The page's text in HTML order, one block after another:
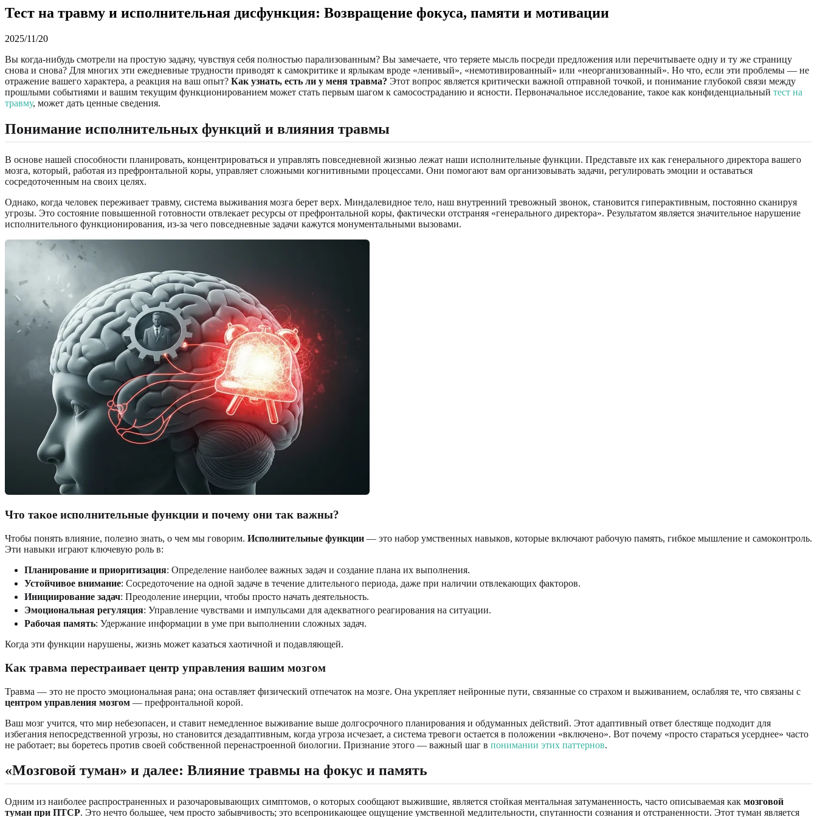
Тест на травму и исполнительная дисфункция: Возвращение фокуса, памяти и мотивации
2025/11/20
Вы когда-нибудь смотрели на простую задачу, чувствуя себя полностью парализованным? Вы замечаете, что теряете мысль посреди предложения или перечитываете одну и ту же страницу
снова и снова? Для многих эти ежедневные трудности приводят к самокритике и ярлыкам вроде «ленивый», «немотивированный» или «неорганизованный». Но что, если эти проблемы — не
отражение вашего характера, а реакция на ваш опыт? Как узнать, есть ли у меня травма? Этот вопрос является критически важной отправной точкой, и понимание глубокой связи между
прошлыми событиями и вашим текущим функционированием может стать первым шагом к самосостраданию и ясности. Первоначальное исследование, такое как конфиденциальный тест на
травму, может дать ценные сведения.
Понимание исполнительных функций и влияния травмы
В основе нашей способности планировать, концентрироваться и управлять повседневной жизнью лежат наши исполнительные функции. Представьте их как генерального директора вашего
мозга, который, работая из префронтальной коры, управляет сложными когнитивными процессами. Они помогают вам организовывать задачи, регулировать эмоции и оставаться
сосредоточенным на своих целях.
Однако, когда человек переживает травму, система выживания мозга берет верх. Миндалевидное тело, наш внутренний тревожный звонок, становится гиперактивным, постоянно сканируя
угрозы. Это состояние повышенной готовности отвлекает ресурсы от префронтальной коры, фактически отстраняя «генерального директора». Результатом является значительное нарушение
исполнительного функционирования, из-за чего повседневные задачи кажутся монументальными вызовами.
Что такое исполнительные функции и почему они так важны?
Чтобы понять влияние, полезно знать, о чем мы говорим. Исполнительные функции — это набор умственных навыков, которые включают рабочую память, гибкое мышление и самоконтроль.
Эти навыки играют ключевую роль в:
Планирование и приоритизация: Определение наиболее важных задач и создание плана их выполнения.
Устойчивое внимание: Сосредоточение на одной задаче в течение длительного периода, даже при наличии отвлекающих факторов.
Инициирование задач: Преодоление инерции, чтобы просто начать деятельность.
Эмоциональная регуляция: Управление чувствами и импульсами для адекватного реагирования на ситуации.
Рабочая память: Удержание информации в уме при выполнении сложных задач.
Когда эти функции нарушены, жизнь может казаться хаотичной и подавляющей.
Как травма перестраивает центр управления вашим мозгом
Травма — это не просто эмоциональная рана; она оставляет физический отпечаток на мозге. Она укрепляет нейронные пути, связанные со страхом и выживанием, ослабляя те, что связаны с
центром управления мозгом — префронтальной корой.
Ваш мозг учится, что мир небезопасен, и ставит немедленное выживание выше долгосрочного планирования и обдуманных действий. Этот адаптивный ответ блестяще подходит для
избегания непосредственной угрозы, но становится дезадаптивным, когда угроза исчезает, а система тревоги остается в положении «включено». Вот почему «просто стараться усерднее» часто
не работает; вы боретесь против своей собственной перенастроенной биологии. Признание этого — важный шаг в понимании этих паттернов.
«Мозговой туман» и далее: Влияние травмы на фокус и память
Одним из наиболее распространенных и разочаровывающих симптомов, о которых сообщают выжившие, является стойкая ментальная затуманенность, часто описываемая как мозговой
туман при ПТСР. Это нечто большее, чем просто забывчивость; это всепроникающее ощущение умственной медлительности, спутанности сознания и отстраненности. Этот туман является